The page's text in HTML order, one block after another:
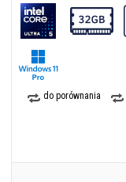
do porównania